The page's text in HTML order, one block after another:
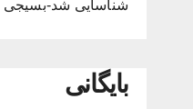
شناسایی شد-بسيجى
بایگانی